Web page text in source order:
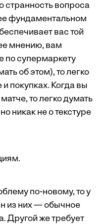
странность вопроса
фундаментальном
вас той
мнению, вам
по супермаркету
об этом), то легко
покупках. Когда вы
то легко думать
никак не о текстуре
по-новому, то у
из них — обычное
Другой же требует